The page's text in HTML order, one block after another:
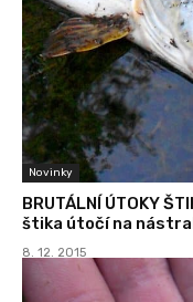
Novinky
BRUTÁLNÍ ÚTOKY
štika útočí na
8. 12. 2015